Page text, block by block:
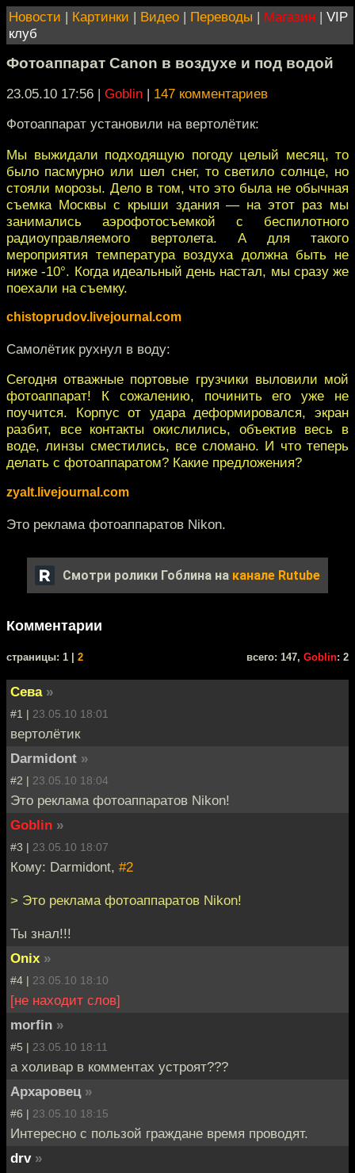
Новости | Картинки | Видео | Переводы | Магазин | VIP
клуб
Фотоаппарат Canon в воздухе и под водой
23.05.10 17:56 | Goblin | 147 комментариев
Фотоаппарат установили на вертолётик:
Мы выжидали подходящую погоду целый месяц, то
было пасмурно или шел снег, то светило солнце, но
стояли морозы. Дело в том, что это была не обычная
съемка Москвы с крыши здания — на этот раз мы
занимались аэрофотосъемкой с беспилотного
радиоуправляемого вертолета. А для такого
мероприятия температура воздуха должна быть не
ниже -10°. Когда идеальный день настал, мы сразу же
поехали на съемку.
chistoprudov.livejournal.com
Самолётик рухнул в воду:
Сегодня отважные портовые грузчики выловили мой
фотоаппарат! К сожалению, починить его уже не
поучится. Корпус от удара деформировался, экран
разбит, все контакты окислились, объектив весь в
воде, линзы сместились, все сломано. И что теперь
делать с фотоаппаратом? Какие предложения?
zyalt.livejournal.com
Это реклама фотоаппаратов Nikon.
Смотри ролики Гоблина на канале Rutube
Комментарии
cтраницы: 1 | 2 всего: 147, Goblin: 2
Сева »
#1 | 23.05.10 18:01
вертолётик
Darmidont »
#2 | 23.05.10 18:04
Это реклама фотоаппаратов Nikon!
Goblin »
#3 | 23.05.10 18:07
Кому: Darmidont, #2
> Это реклама фотоаппаратов Nikon!
Ты знал!!!
Onix »
#4 | 23.05.10 18:10
[не находит слов]
morfin »
#5 | 23.05.10 18:11
а холивар в комментах устроят???
Архаровец »
#6 | 23.05.10 18:15
Интересно с пользой граждане время проводят.
drv »